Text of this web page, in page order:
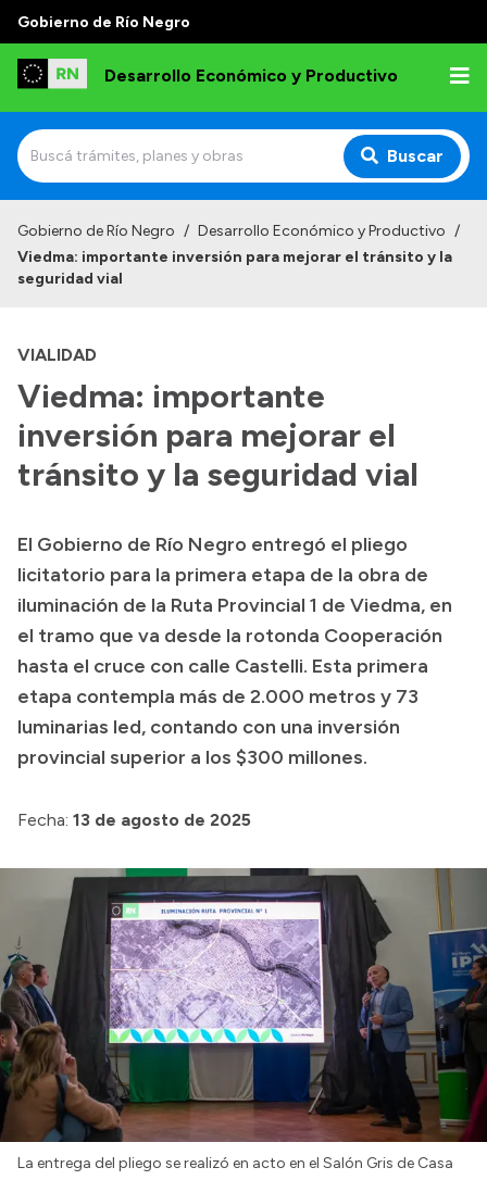
Gobierno de Río Negro
Desarrollo Económico y Productivo
Buscar
Institucional
Autoridades
Delegaciones
Normativa
Presupuesto
Boletín Oficial
Compras y licitaciones
Consulta de expedientes
Consulta de pago a proveedores
Convocatorias
Login
Gobierno de Río Negro / Desarrollo Económico y Productivo /
Viedma: importante inversión para mejorar el tránsito y la
seguridad vial
VIALIDAD
Viedma: importante
inversión para mejorar el
tránsito y la seguridad vial
El Gobierno de Río Negro entregó el pliego
licitatorio para la primera etapa de la obra de
iluminación de la Ruta Provincial 1 de Viedma, en
el tramo que va desde la rotonda Cooperación
hasta el cruce con calle Castelli. Esta primera
etapa contempla más de 2.000 metros y 73
luminarias led, contando con una inversión
provincial superior a los $300 millones.
Fecha: 13 de agosto de 2025
La entrega del pliego se realizó en acto en el Salón Gris de Casa